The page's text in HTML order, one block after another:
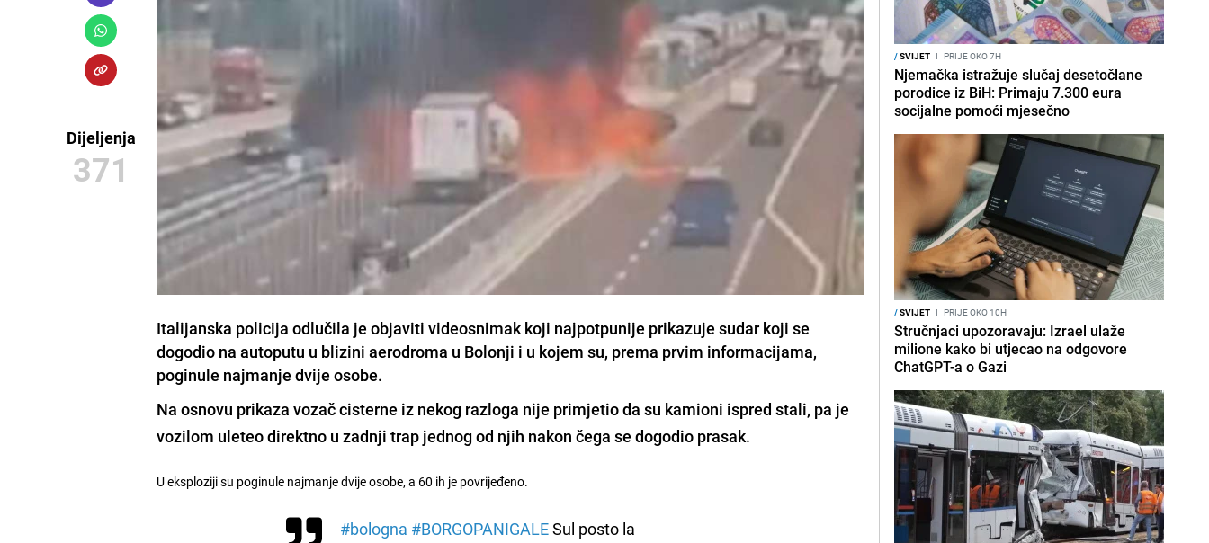
Dijeljenja
371
Italijanska policija odlučila je objaviti videosnimak koji najpotpunije prikazuje sudar koji se
dogodio na autoputu u blizini aerodroma u Bolonji i u kojem su, prema prvim informacijama,
poginule najmanje dvije osobe.
Na osnovu prikaza vozač cisterne iz nekog razloga nije primjetio da su kamioni ispred stali, pa je
vozilom uleteo direktno u zadnji trap jednog od njih nakon čega se dogodio prasak.
U eksploziji su poginule najmanje dvije osobe, a 60 ih je povrijeđeno.
#bologna #BORGOPANIGALESul posto la
/SVIJET I PRIJE OKO 7H
Njemačka istražuje slučaj desetočlane
porodice iz BiH: Primaju 7.300 eura
socijalne pomoći mjesečno
/SVIJET I PRIJE OKO 10H
Stručnjaci upozoravaju: Izrael ulaže
milione kako bi utjecao na odgovore
ChatGPT-a o Gazi